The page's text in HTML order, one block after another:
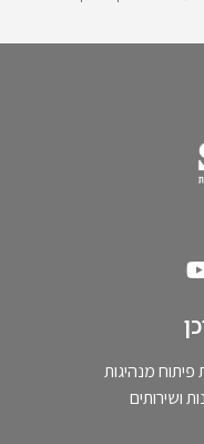
פיתוח מנהיגות
ושירותים